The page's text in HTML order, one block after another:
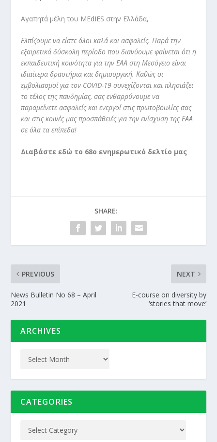
Αγαπητά μέλη του MEdIES στην Ελλάδα,
Ελπίζουμε να είστε όλοι καλά και ασφαλείς. Παρά την
εξαιρετικά δύσκολη περίοδο που διανύουμε φαίνεται ότι η
εκπαιδευτική κοινότητα για την ΕΑΑ στη Μεσόγειο είναι
ιδιαίτερα δραστήρια και δημιουργική. Καθώς οι
εμβολιασμοί για τον COVID-19 συνεχίζονται και πλησιάζει
το τέλος της πανδημίας, σας ενθαρρύνουμε να
παραμείνετε ασφαλείς και ενεργοί στις πρωτοβουλίες σας
και στις κοινές μας προσπάθειές για την ενίσχυση της ΕΑΑ
σε όλα τα επίπεδα!
Διαβάστε εδώ το 68ο ενημερωτικό δελτίο μας
SHARE:
PREVIOUS
News Bulletin No 68 – April
2021
NEXT
E-course on diversity by
‘stories that move’
ARCHIVES
CATEGORIES